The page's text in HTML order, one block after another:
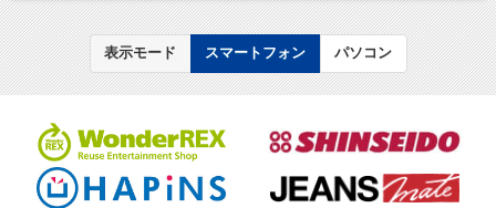
表示モード スマートフォン パソコン